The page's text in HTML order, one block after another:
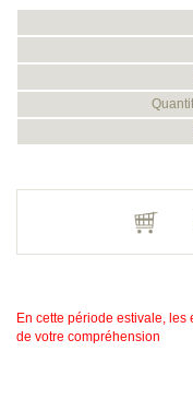
En cette période estivale,
de votre compréhension